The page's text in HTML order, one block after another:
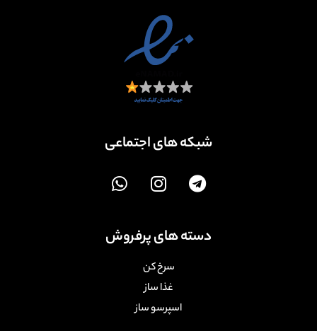
دسته های پرفروش
سرخ کن
غذا ساز
اسپرسو ساز
شبکه های اجتماعی